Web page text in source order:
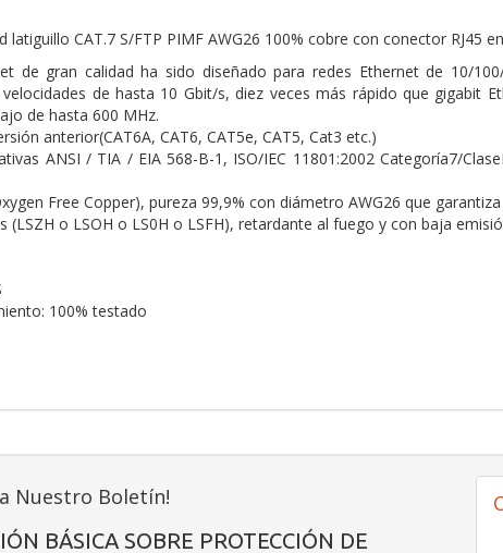
latiguillo CAT.7 S/FTP PIMF AWG26 100% cobre con conector RJ45
de gran calidad ha sido diseñado para redes Ethernet de 10/
de hasta 10 Gbit/s, diez veces más rápido que gigabit
de hasta 600 MHz.
anterior(CAT6A, CAT6, CAT5e, CAT5, Cat3 etc.)
ANSI / TIA / EIA 568-B-1, ISO/IEC 11801:2002 Categoría7/
Free Copper), pureza 99,9% con diámetro AWG26 que
(LSZH o LSOH o LS0H o LSFH), retardante al fuego y con baja
100% testado
Nuestro Boletín!
BÁSICA SOBRE PROTECCIÓN DE